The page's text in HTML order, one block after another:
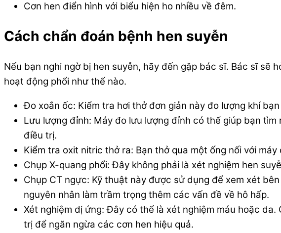
Cơn hen điển hình với biểu hiện ho nhiều về đêm.
Cách chẩn đoán bệnh hen suyễn
Nếu bạn nghi ngờ bị hen suyễn, hãy đến gặp bác sĩ. Bác sĩ
hoạt động phổi như thế nào.
Đo xoắn ốc: Kiểm tra hơi thở đơn giản này đo lượng khí
Lưu lượng đỉnh: Máy đo lưu lượng đỉnh có thể giúp bạn
điều trị.
Kiểm tra oxit nitric thở ra: Bạn thở qua một ống nối với
Chụp X-quang phổi: Đây không phải là xét nghiệm hen
Chụp CT ngực: Kỹ thuật này được sử dụng để xem xét
nguyên nhân làm trầm trọng thêm các vấn đề về hô hấp.
Xét nghiệm dị ứng: Đây có thể là xét nghiệm máu hoặc
trị để ngăn ngừa các cơn hen hiệu quả.